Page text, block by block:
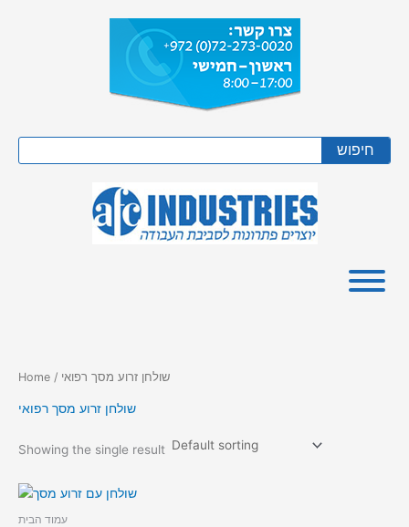
חיפוש
Home / שולחן זרוע מסך רפואי
שולחן זרוע מסך רפואי
Showing the single result
עמוד הבית